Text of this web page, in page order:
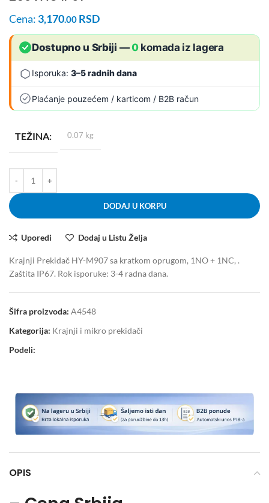
Cena: 3,170.00 RSD
Dostupno u Srbiji —0komada iz lagera
Isporuka: 3–5 radnih dana
Plaćanje pouzećem / karticom / B2B račun
TEŽINA 0.07 kg
DODAJ U KORPU
Uporedi Dodaj u Listu Želja
Krajnji Prekidač HY-M907 sa kratkom oprugom, 1NO + 1NC, .
Zaštita IP67. Rok isporuke: 3-4 radna dana.
Šifra proizvoda: A4548
Kategorija: Krajnji i mikro prekidači
Podeli:
OPIS